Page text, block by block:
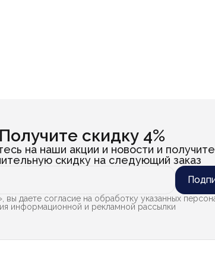
Получите скидку 4%
на наши акции и новости и получите
скидку на следующий заказ
вы даете согласие на обработку указанных
информационной и рекламной рассылки